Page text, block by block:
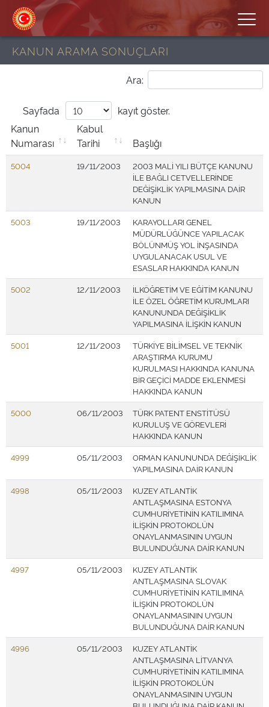
KANUN ARAMA SONUÇLARI
Ara:
Sayfada
kayıt göster.
Kanun
Numarası
Kabul
Tarihi
Başlığı
5004 19/11/2003
2003 MALİ YILI BÜTÇE KANUNU
İLE BAĞLI CETVELLERİNDE
DEĞİŞİKLİK YAPILMASINA DAİR
KANUN
5003
19/11/2003
KARAYOLLARI GENEL
MÜDÜRLÜĞÜNCE YAPILACAK
BÖLÜNMÜŞ YOL İNŞASINDA
UYGULANACAK USUL VE
ESASLAR HAKKINDA KANUN
5002
12/11/2003
İLKÖĞRETİM VE EĞİTİM KANUNU
İLE ÖZEL ÖĞRETİM KURUMLARI
KANUNUNDA DEĞİŞİKLİK
YAPILMASINA İLİŞKİN KANUN
5001
12/11/2003
TÜRKİYE BİLİMSEL VE TEKNİK
ARAŞTIRMA KURUMU
KURULMASI HAKKINDA KANUNA
BİR GEÇİCİ MADDE EKLENMESİ
HAKKINDA KANUN
5000
06/11/2003
TÜRK PATENT ENSTİTÜSÜ
KURULUŞ VE GÖREVLERİ
HAKKINDA KANUN
4999
05/11/2003
ORMAN KANUNUNDA DEĞİŞİKLİK
YAPILMASINA DAİR KANUN
4998
05/11/2003
KUZEY ATLANTİK
ANTLAŞMASINA ESTONYA
CUMHURİYETİNİN KATILIMINA
İLİŞKİN PROTOKOLÜN
ONAYLANMASININ UYGUN
BULUNDUĞUNA DAİR KANUN
4997
05/11/2003
KUZEY ATLANTİK
ANTLAŞMASINA SLOVAK
CUMHURİYETİNİN KATILIMINA
İLİŞKİN PROTOKOLÜN
ONAYLANMASININ UYGUN
BULUNDUĞUNA DAİR KANUN
4996
05/11/2003
KUZEY ATLANTİK
ANTLAŞMASINA LİTVANYA
CUMHURİYETİNİN KATILIMINA
İLİŞKİN PROTOKOLÜN
ONAYLANMASININ UYGUN